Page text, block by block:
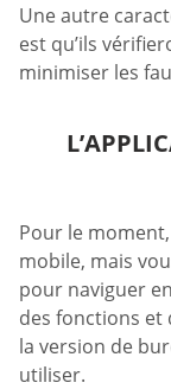
Une autre
est qu’ils
minimiser les
Pour le moment,
mobile, mais
pour naviguer
des fonctions et
la version de
utiliser.